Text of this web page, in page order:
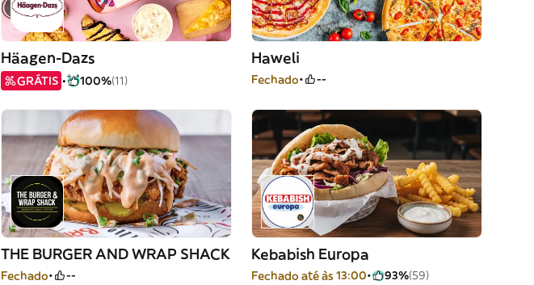
Häagen-Dazs
GRÁTIS 100%(11)
Haweli
Fechado --
THE BURGER AND WRAP SHACK
Fechado --
Kebabish Europa
Fechado até às 13:00 93%(59)